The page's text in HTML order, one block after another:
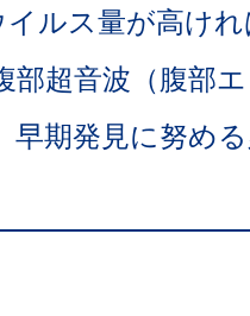
イルス量が高け
部超音波（腹部
早期発見に努め